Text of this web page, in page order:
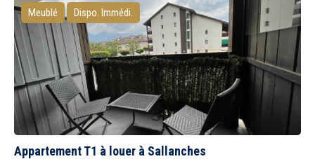
Meublé Dispo. Immédi.
Appartement T1 à louer à Sallanches